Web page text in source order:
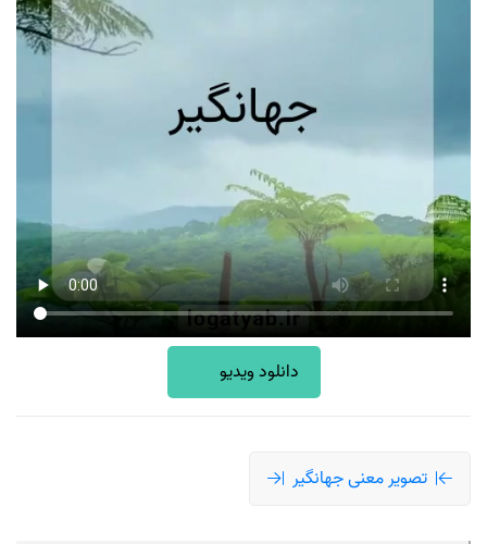
دانلود ویدیو
تصویر معنی جهانگیر